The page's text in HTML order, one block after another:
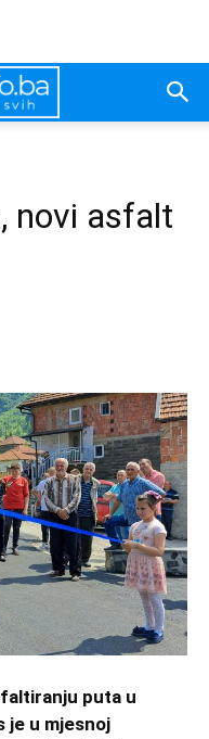
novi asfalt
puta u
je u mjesnoj